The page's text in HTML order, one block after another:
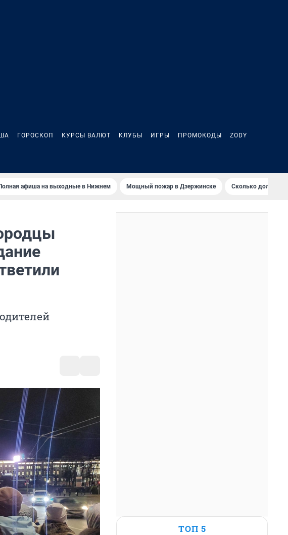
ГОРОСКОП КУРСЫ ВАЛЮТ КЛУБЫ ИГРЫ ПРОМОКОДЫ ZODY
афиша на выходные в Нижнем Мощный пожар в Дзержинске Сколько должен
ТОП 5